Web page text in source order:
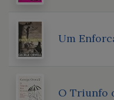
Um
O Triunfo